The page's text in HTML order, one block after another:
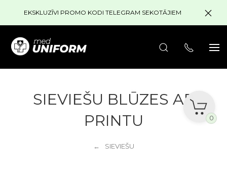
EKSKLUZĪVI PROMO KODI TELEGRAM SEKOTĀJIEM
0
SIEVIEŠU BLŪZES AR
PRINTU
SIEVIEŠU